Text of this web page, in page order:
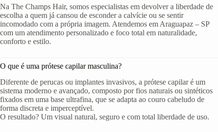
Na The Champs Hair, somos especialistas em devolver a liberdade de
escolha a quem já cansou de esconder a calvície ou se sentir
incomodado com a própria imagem. Atendemos em Araguapaz – SP
com um atendimento personalizado e foco total em naturalidade,
conforto e estilo.
O que é uma prótese capilar masculina?
Diferente de perucas ou implantes invasivos, a prótese capilar é um
sistema moderno e avançado, composto por fios naturais ou sintéticos
fixados em uma base ultrafina, que se adapta ao couro cabeludo de
forma discreta e imperceptível.
O resultado? Um visual natural, seguro e com total liberdade de uso.